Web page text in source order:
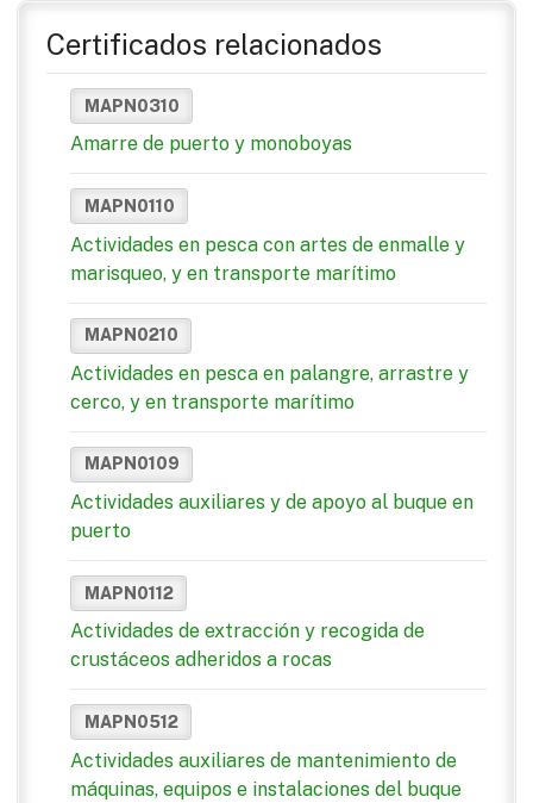
Certificados relacionados
MAPN0310
Amarre de puerto y monoboyas
MAPN0110
Actividades en pesca con artes de enmalle y
marisqueo, y en transporte marítimo
MAPN0210
Actividades en pesca en palangre, arrastre y
cerco, y en transporte marítimo
MAPN0109
Actividades auxiliares y de apoyo al buque en
puerto
MAPN0112
Actividades de extracción y recogida de
crustáceos adheridos a rocas
MAPN0512
Actividades auxiliares de mantenimiento de
máquinas, equipos e instalaciones del buque